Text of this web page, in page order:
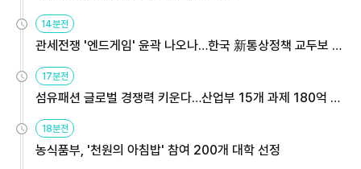
14분전
관세전쟁 '엔드게임' 윤곽 나오나…한국 新통상정책 교두보 활
용해야
17분전
섬유패션 글로벌 경쟁력 키운다…산업부 15개 과제 180억 지
원
18분전
농식품부, '천원의 아침밥' 참여 200개 대학 선정